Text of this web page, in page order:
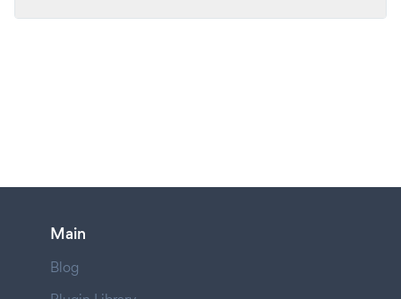
Main
Blog